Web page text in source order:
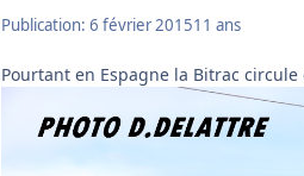
Publication: 6 février 201511 ans
Pourtant en Espagne la Bitrac circule